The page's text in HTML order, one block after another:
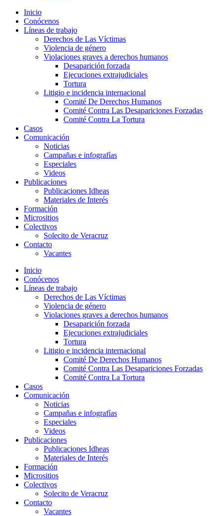
Inicio
Conócenos
Líneas de trabajo
Derechos de Las Víctimas
Violencia de género
Violaciones graves a derechos humanos
Desaparición forzada​
Ejecuciones extrajudiciales
Tortura
Litigio e incidencia internacional
Comité De Derechos Humanos​
Comité Contra Las Desapariciones Forzadas
Comité Contra La Tortura​
Casos
Comunicación
Noticias
Campañas e infografías
Especiales
Videos
Publicaciones
Publicaciones Idheas
Materiales de Interés
Formación
Micrositios
Colectivos
Solecito de Veracruz
Contacto
Vacantes
Inicio
Conócenos
Líneas de trabajo
Derechos de Las Víctimas
Violencia de género
Violaciones graves a derechos humanos
Desaparición forzada​
Ejecuciones extrajudiciales
Tortura
Litigio e incidencia internacional
Comité De Derechos Humanos​
Comité Contra Las Desapariciones Forzadas
Comité Contra La Tortura​
Casos
Comunicación
Noticias
Campañas e infografías
Especiales
Videos
Publicaciones
Publicaciones Idheas
Materiales de Interés
Formación
Micrositios
Colectivos
Solecito de Veracruz
Contacto
Vacantes